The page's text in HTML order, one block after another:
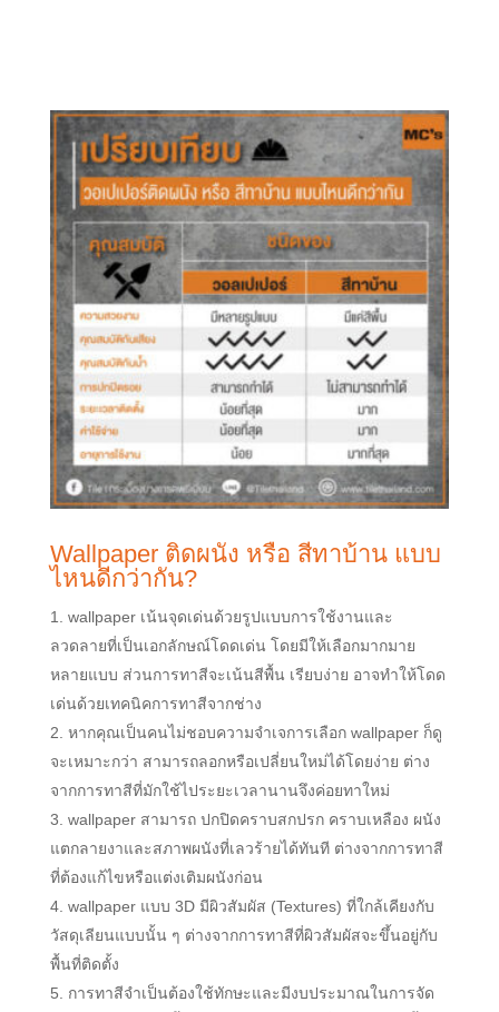
Wallpaper ติดผนัง หรือ สีทาบ้าน แบบ
ไหนดีกว่ากัน?
wallpaper เน้นจุดเด่นด้วยรูปแบบการใช้งานและ
ลวดลายที่เป็นเอกลักษณ์โดดเด่น โดยมีให้เลือกมากมาย
หลายแบบ ส่วนการทาสีจะเน้นสีพื้น เรียบง่าย อาจทำให้โดด
เด่นด้วยเทคนิคการทาสีจากช่าง
หากคุณเป็นคนไม่ชอบความจำเจการเลือก wallpaper ก็ดู
จะเหมาะกว่า สามารถลอกหรือเปลี่ยนใหม่ได้โดยง่าย ต่าง
จากการทาสีที่มักใช้ไประยะเวลานานจึงค่อยทาใหม่
wallpaper สามารถ ปกปิดคราบสกปรก คราบเหลือง ผนัง
แตกลายงาและสภาพผนังที่เลวร้ายได้ทันที ต่างจากการทาสี
ที่ต้องแก้ไขหรือแต่งเติมผนังก่อน
wallpaper แบบ 3D มีผิวสัมผัส (Textures) ที่ใกล้เคียงกับ
วัสดุเลียนแบบนั้น ๆ ต่างจากการทาสีที่ผิวสัมผัสจะขึ้นอยู่กับ
พื้นที่ติดตั้ง
การทาสีจำเป็นต้องใช้ทักษะและมีงบประมาณในการจัด